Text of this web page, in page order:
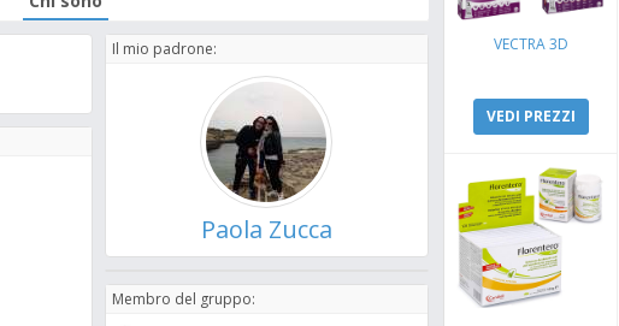
Il mio padrone:
Paola Zucca
Membro del gruppo:
VECTRA 3D
VEDI PREZZI